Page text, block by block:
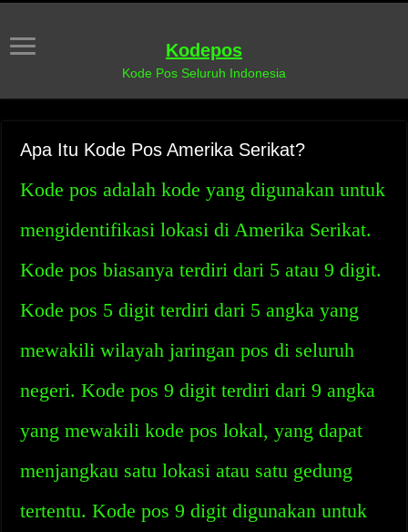
Kodepos
Kode Pos Seluruh Indonesia
Apa Itu Kode Pos Amerika Serikat?
Kode pos adalah kode yang digunakan untuk
mengidentifikasi lokasi di Amerika Serikat.
Kode pos biasanya terdiri dari 5 atau 9 digit.
Kode pos 5 digit terdiri dari 5 angka yang
mewakili wilayah jaringan pos di seluruh
negeri. Kode pos 9 digit terdiri dari 9 angka
yang mewakili kode pos lokal, yang dapat
menjangkau satu lokasi atau satu gedung
tertentu. Kode pos 9 digit digunakan untuk